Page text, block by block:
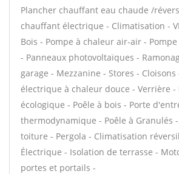
Plancher chauffant eau chaude /
chauffant électrique - Climatisation -
Bois - Pompe à chaleur air-air -
- Panneaux photovoltaïques -
garage - Mezzanine - Stores - Cloisons
électrique à chaleur douce - Verrière -
écologique - Poêle à bois - Porte
thermodynamique - Poêle à Granulés
toiture - Pergola - Climatisation
Électrique - Isolation de terrasse -
portes et portails -